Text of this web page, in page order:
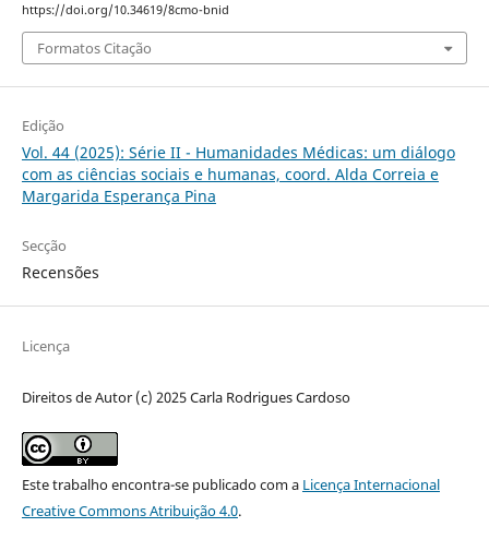
https://doi.org/10.34619/8cmo-bnid
Formatos Citação
Edição
Vol. 44 (2025): Série II - Humanidades Médicas: um diálogo
com as ciências sociais e humanas, coord. Alda Correia e
Margarida Esperança Pina
Secção
Recensões
Licença
Direitos de Autor (c) 2025 Carla Rodrigues Cardoso
Este trabalho encontra-se publicado com a Licença Internacional
Creative Commons Atribuição 4.0.